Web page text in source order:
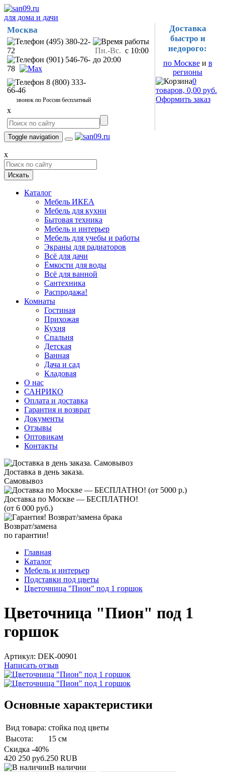
для дома и дачи
Москва
(495) 380-22-
72
(901) 546-76-
78
8 (800) 333-
66-46
звонок по России бесплатный
Пн.-Вс. с 10:00
до 20:00
x
Доставка
быстро и
недорого:
по Москвеи в
регионы
0
товаров, 0,00 руб.
Оформить заказ
Toggle navigation
x
Искать
Каталог
Мебель ИКЕА
Мебель для кухни
Бытовая техника
Мебель и интерьер
Мебель для учебы и работы
Экраны для радиаторов
Всё для дачи
Ёмкости для воды
Всё для ванной
Сантехника
Распродажа!
Комнаты
Гостиная
Прихожая
Кухня
Спальня
Детская
Ванная
Дача и сад
Кладовая
О нас
САНРИКО
Оплата и доставка
Гарантия и возврат
Документы
Отзывы
Оптовикам
Контакты
Доставка в день заказа.
Самовывоз
Доставка по Москве — БЕСПЛАТНО!
(от 6 000 руб.)
Возврат/замена
по гарантии!
Главная
Каталог
Мебель и интерьер
Подставки под цветы
Цветочница "Пион" под 1 горшок
Цветочница "Пион" под 1
горшок
Артикул: DEK-00901
Написать отзыв
Основные характеристики
Вид товара: стойка под цветы
Высота:
15 см
Скидка -40%
420 250 руб.250 RUB
В наличии